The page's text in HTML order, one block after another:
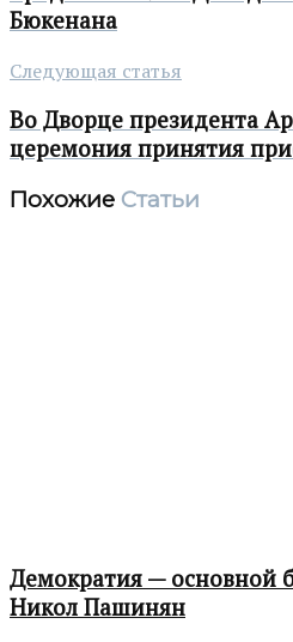
Бюкенана
Следующая статья
Во Дворце президента
церемония принятия
Похожие Статьи
Демократия — основной
Никол Пашинян